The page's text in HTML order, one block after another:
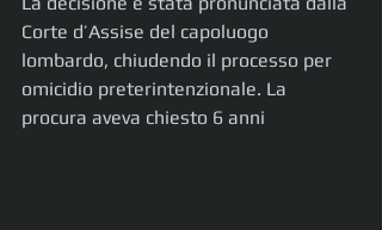
Corte d’Assise del capoluogo
lombardo, chiudendo il processo per
omicidio preterintenzionale. La
procura aveva chiesto 6 anni